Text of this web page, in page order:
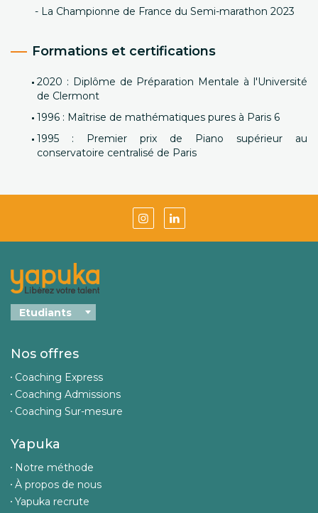
- La Championne de France du Semi-marathon 2023
Formations et certifications
2020 : Diplôme de Préparation Mentale à l'Université
de Clermont
1996 : Maîtrise de mathématiques pures à Paris 6
1995 : Premier prix de Piano supérieur au
conservatoire centralisé de Paris
Nos offres
Coaching Express
Coaching Admissions
Coaching Sur-mesure
Yapuka
Notre méthode
À propos de nous
Yapuka recrute